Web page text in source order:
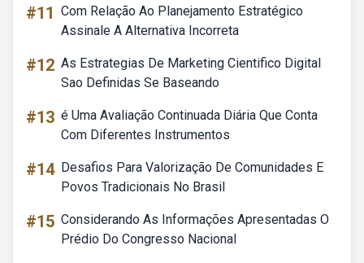
#11 Com Relação Ao Planejamento Estratégico
Assinale A Alternativa Incorreta
#12 As Estrategias De Marketing Cientifico Digital
Sao Definidas Se Baseando
#13 é Uma Avaliação Continuada Diária Que Conta
Com Diferentes Instrumentos
#14 Desafios Para Valorização De Comunidades E
Povos Tradicionais No Brasil
#15 Considerando As Informações Apresentadas O
Prédio Do Congresso Nacional